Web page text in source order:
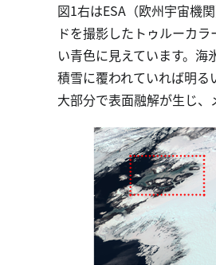
図1右はESA（欧州宇宙機
ドを撮影したトゥルーカ
い青色に見えています。
積雪に覆われていれば明
大部分で表面融解が生じ、